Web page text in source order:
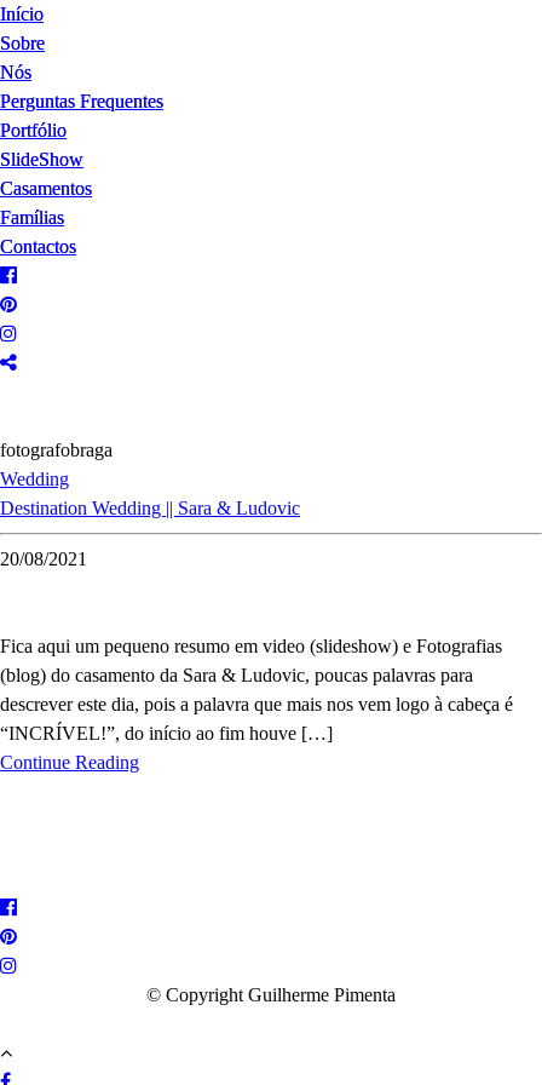
Início
Sobre
Nós
Perguntas Frequentes
Portfólio
SlideShow
Casamentos
Famílias
Contactos
Início
Sobre
Nós
Perguntas Frequentes
Portfólio
SlideShow
Casamentos
Famílias
Contactos
fotografobraga
Wedding
Destination Wedding || Sara & Ludovic
20/08/2021
Fica aqui um pequeno resumo em video (slideshow) e Fotografias
(blog) do casamento da Sara & Ludovic, poucas palavras para
descrever este dia, pois a palavra que mais nos vem logo à cabeça é
“INCRÍVEL!”, do início ao fim houve […]
Continue Reading
© Copyright Guilherme Pimenta